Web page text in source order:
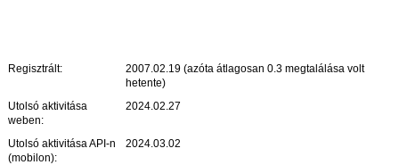
Regisztrált:
2007.02.19 (azóta átlagosan 0.3 megtalálása volt
hetente)
Utolsó aktivitása
weben:
2024.02.27
Utolsó aktivitása API-n
(mobilon):
2024.03.02